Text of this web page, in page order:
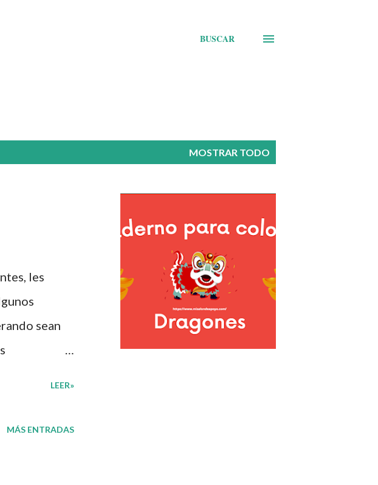
BUSCAR
MOSTRAR TODO
les
sean
e
con
en el
LEER»
MÁS ENTRADAS